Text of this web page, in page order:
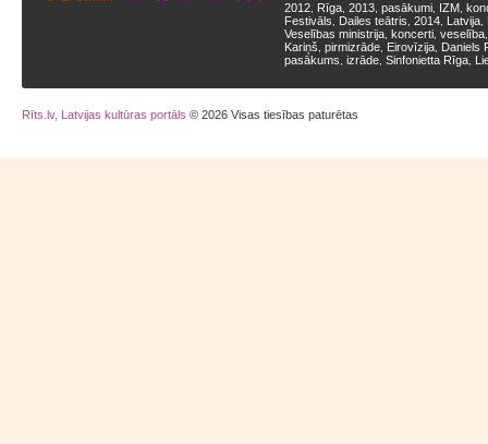
2012 Rīga 2013 pasākumi IZM
Festivāls
Dailes teātris 2014 Latvija
Veselības ministrija koncerti veselība
Kariņš pirmizrāde Eirovīzija Daniels
pasākums izrāde Sinfonietta Rīga
Rīts.lv, Latvijas kultūras portāls © 2026 Visas tiesības paturētas